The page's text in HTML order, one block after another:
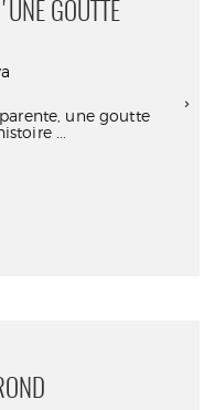
GOUTTE
une goutte
...